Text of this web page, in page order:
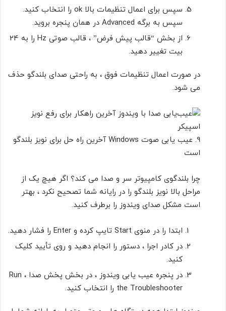
سپس برای اعمال تنظیمات بالا ok
را انتخاب کنید.
سپس به برگه Advanced
در همان پنجره بروید.
از بخش “قالب پیش فرض” ، قالب صوتی Hz را به 24
بیت تغییر دهید.
در صورت اعمال تنظیمات فوق ، به راحتی صدای بلندگو حذف
می شود.
9.
عیب یابی صوت Windows آخرین راه حل برای نویز بلندگو
است
چرا بلندگوی کامپیوتر سر و صدا می کند؟ اگر هیچ یک از
مراحل بالا نویز بلندگو را در رایانه شما تصحیح نکرد ، بهتر
است مشکل صدای ویندوز را برطرف کنید.
ابتدا را در منوی Start تایپ کرده و Enter را فشار دهید.
در کادر اجرا ، دستور را انجام دهید و روی تأیید کلیک
کنید.
در پنجره عیب یابی ویندوز ، در بخش پخش صدا ، Run
the Troubleshooter را انتخاب کنید.